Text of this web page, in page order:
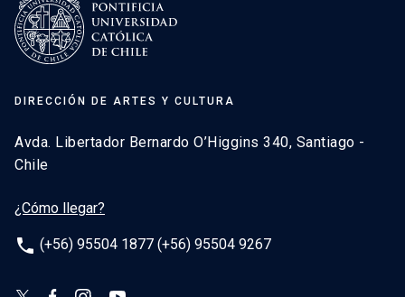
DIRECCIÓN DE ARTES Y CULTURA
Avda. Libertador Bernardo O’Higgins 340, Santiago -
Chile
¿Cómo llegar?
phone (+56) 95504 1877 (+56) 95504 9267